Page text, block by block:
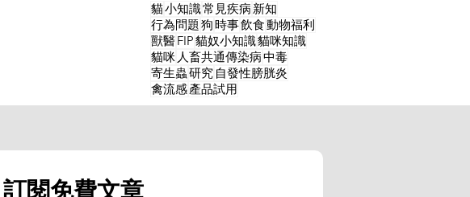
貓小知識常見疾病 新知
行為問題狗時事飲食動物福利
獸醫FIP貓奴小知識貓咪知識
貓咪 人畜共通傳染病中毒
寄生蟲研究 自發性膀胱炎
禽流感產品試用
訂閱免費文章